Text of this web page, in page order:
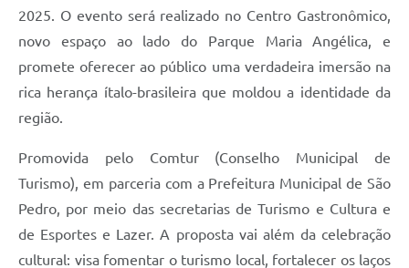
2025. O evento será realizado no Centro Gastronômico,
novo espaço ao lado do Parque Maria Angélica, e
promete oferecer ao público uma verdadeira imersão na
rica herança ítalo-brasileira que moldou a identidade da
região.
Promovida pelo Comtur (Conselho Municipal de
Turismo), em parceria com a Prefeitura Municipal de São
Pedro, por meio das secretarias de Turismo e Cultura e
de Esportes e Lazer. A proposta vai além da celebração
cultural: visa fomentar o turismo local, fortalecer os laços